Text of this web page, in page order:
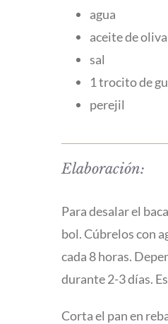
agua
aceite de
sal
1 trocito de
perejil
Elaboración:
Para desalar el
bol. Cúbrelos con
cada 8 horas.
durante 2-3 días.
Corta el pan en